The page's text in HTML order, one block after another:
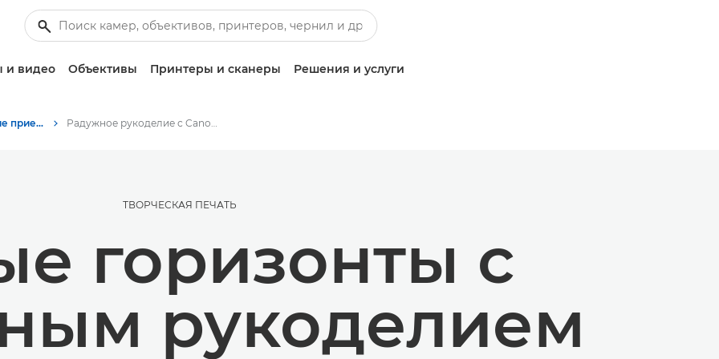
и видео Объективы Принтеры и сканеры Решения и услуги
Советы и технические приемы по фотографии и печати Радужное рукоделие с Canon Creative Park
ТВОРЧЕСКАЯ ПЕЧАТЬ
горизонты с
рукоделием